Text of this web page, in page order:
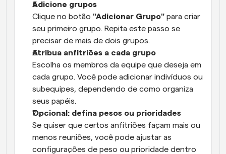
Adicione grupos
Clique no botão "Adicionar Grupo" para criar
seu primeiro grupo. Repita este passo se
precisar de mais de dois grupos.
Atribua anfitriões a cada grupo
Escolha os membros da equipe que deseja em
cada grupo. Você pode adicionar indivíduos ou
subequipes, dependendo de como organiza
seus papéis.
Opcional: defina pesos ou prioridades
Se quiser que certos anfitriões façam mais ou
menos reuniões, você pode ajustar as
configurações de peso ou prioridade dentro